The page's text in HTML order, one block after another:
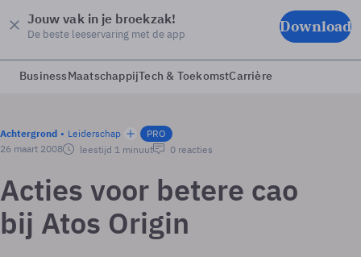
Jouw vak in je broekzak!
De beste leeservaring met de app Download
BusinessMaatschappijTech & ToekomstCarrière
Achtergrond Leiderschap
PRO
26 maart 2008
leestijd 1 minuut 0 reacties
Acties voor betere cao
bij Atos Origin